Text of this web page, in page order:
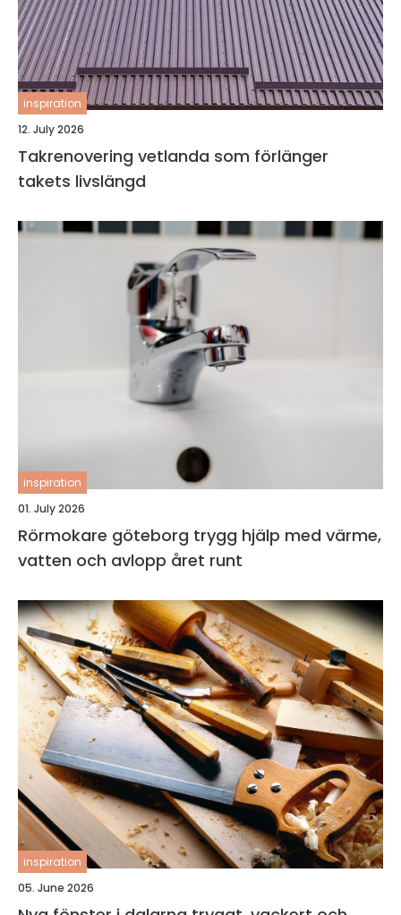
inspiration
12. July 2026
Takrenovering vetlanda som förlänger
takets livslängd
inspiration
01. July 2026
Rörmokare göteborg trygg hjälp med värme,
vatten och avlopp året runt
inspiration
05. June 2026